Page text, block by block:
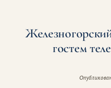
гостем